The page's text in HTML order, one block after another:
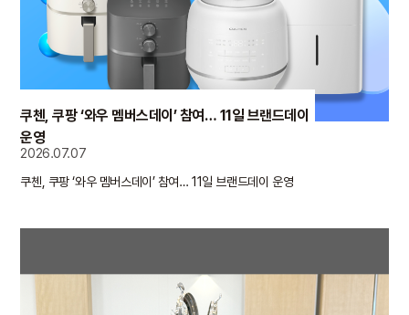
쿠첸, 쿠팡 ‘와우 멤버스데이’ 참여… 11일 브랜드데이
운영
2026.07.07
쿠첸, 쿠팡 ‘와우 멤버스데이’ 참여… 11일 브랜드데이 운영